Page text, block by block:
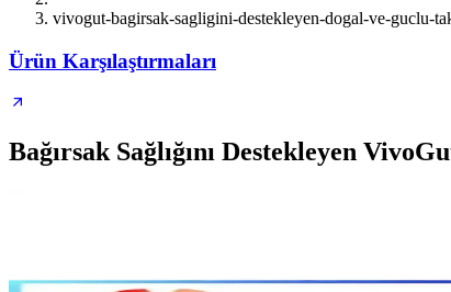
vivogut-bagirsak-sagligini-destekleyen-dogal-ve-guclu-
Ürün Karşılaştırmaları
Bağırsak Sağlığını Destekleyen